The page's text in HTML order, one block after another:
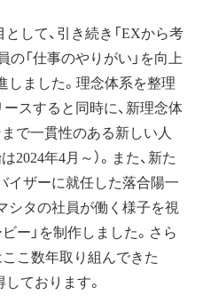
して、引き続き「EXから考
の「仕事のやりがい」を向上
ました。理念体系を整理
ースすると同時に、新理念体
で一貫性のある新しい人
年4月～）。また、新た
イザーに就任した落合陽一
シタの社員が働く様子を視
ー」 を制作しました。さら
こ数年取り組んできた
ております。